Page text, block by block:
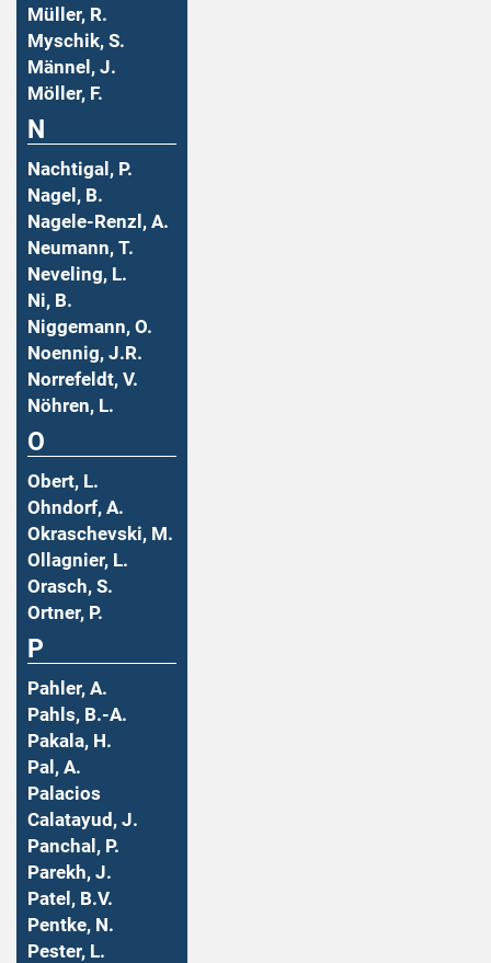
Müller, R.
Myschik, S.
Männel, J.
Möller, F.
N
Nachtigal, P.
Nagel, B.
Nagele-Renzl, A.
Neumann, T.
Neveling, L.
Ni, B.
Niggemann, O.
Noennig, J.R.
Norrefeldt, V.
Nöhren, L.
O
Obert, L.
Ohndorf, A.
Okraschevski, M.
Ollagnier, L.
Orasch, S.
Ortner, P.
P
Pahler, A.
Pahls, B.-A.
Pakala, H.
Pal, A.
Palacios
Calatayud, J.
Panchal, P.
Parekh, J.
Patel, B.V.
Pentke, N.
Pester, L.